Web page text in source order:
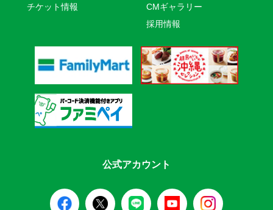
チケット情報
CMギャラリー
採用情報
公式アカウント